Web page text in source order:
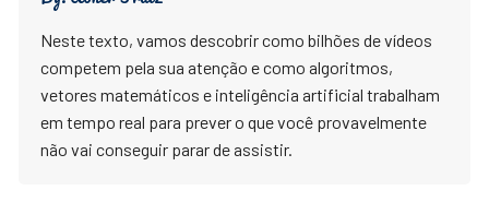
Neste texto, vamos descobrir como bilhões de vídeos
competem pela sua atenção e como algoritmos,
vetores matemáticos e inteligência artificial trabalham
em tempo real para prever o que você provavelmente
não vai conseguir parar de assistir.